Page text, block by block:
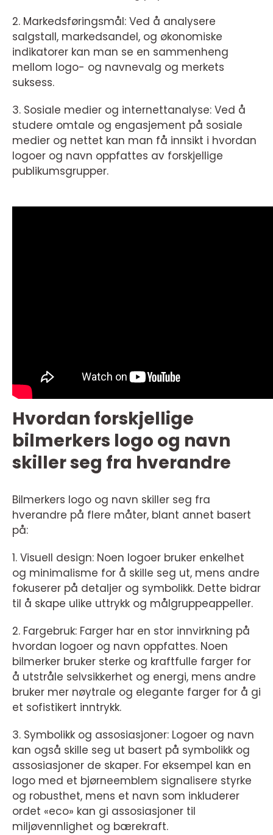
2. Markedsføringsmål: Ved å analysere
salgstall, markedsandel, og økonomiske
indikatorer kan man se en sammenheng
mellom logo- og navnevalg og merkets
suksess.
3. Sosiale medier og internettanalyse: Ved å
studere omtale og engasjement på sosiale
medier og nettet kan man få innsikt i hvordan
logoer og navn oppfattes av forskjellige
publikumsgrupper.
Hvordan forskjellige
bilmerkers logo og navn
skiller seg fra hverandre
Bilmerkers logo og navn skiller seg fra
hverandre på flere måter, blant annet basert
på:
1. Visuell design: Noen logoer bruker enkelhet
og minimalisme for å skille seg ut, mens andre
fokuserer på detaljer og symbolikk. Dette bidrar
til å skape ulike uttrykk og målgruppeappeller.
2. Fargebruk: Farger har en stor innvirkning på
hvordan logoer og navn oppfattes. Noen
bilmerker bruker sterke og kraftfulle farger for
å utstråle selvsikkerhet og energi, mens andre
bruker mer nøytrale og elegante farger for å gi
et sofistikert inntrykk.
3. Symbolikk og assosiasjoner: Logoer og navn
kan også skille seg ut basert på symbolikk og
assosiasjoner de skaper. For eksempel kan en
logo med et bjørneemblem signalisere styrke
og robusthet, mens et navn som inkluderer
ordet «eco» kan gi assosiasjoner til
miljøvennlighet og bærekraft.